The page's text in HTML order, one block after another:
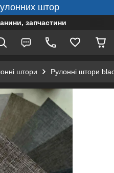
штор
запчастини
штори Рулонні штори